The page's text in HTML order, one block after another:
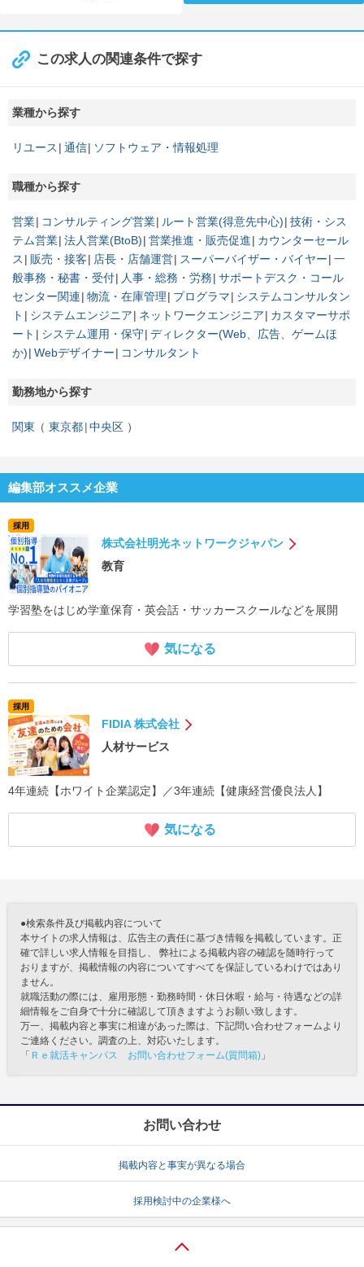
この求人の関連条件で探す
業種から探す
リユース 通信 ソフトウェア・情報処理
職種から探す
営業 コンサルティング営業 ルート営業(得意先中心) 技術・シス
テム営業 法人営業(BtoB) 営業推進・販売促進
カウンターセール
ス
販売・接客 店長・店舗運営 スーパーバイザー・バイヤー 一
般事務・秘書・受付
人事・総務・労務 サポートデスク・コール
センター関連 物流・在庫管理 プログラマ
システムコンサルタン
ト
システムエンジニア ネットワークエンジニア
カスタマーサポ
ート
システム運用・保守 ディレクター(Web、広告、ゲームほ
か) Webデザイナー コンサルタント
勤務地から探す
関東 東京都 中央区
編集部オススメ企業
採用
株式会社明光ネットワークジャパン
教育
学習塾をはじめ学童保育・英会話・サッカースクールなどを展開
気になる
採用
FIDIA 株式会社
人材サービス
4年連続【ホワイト企業認定】／3年連続【健康経営優良法人】
気になる
●検索条件及び掲載内容について
本サイトの求人情報は、広告主の責任に基づき情報を掲載しています。正
確で詳しい求人情報を目指し、 弊社による掲載内容の確認を随時行って
おりますが、掲載情報の内容についてすべてを保証しているわけではあり
ません。
就職活動の際には、雇用形態・勤務時間・休日休暇・給与・待遇などの詳
細情報をご自身で十分に確認して頂きますようお願い致します。
万一、掲載内容と事実に相違があった際は、下記問い合わせフォームより
ご連絡ください。調査の上、対応いたします。
「 Ｒｅ就活キャンパス お問い合わせフォーム(質問箱) 」
お問い合わせ
掲載内容と事実が異なる場合
採用検討中の企業様へ